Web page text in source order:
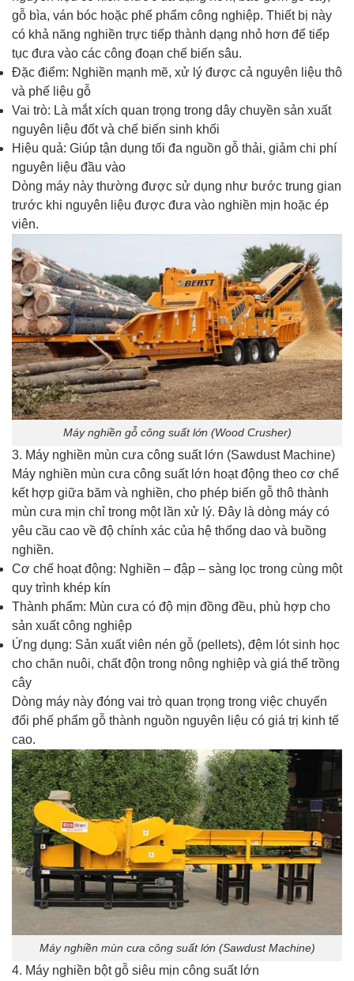
gỗ bìa, ván bóc hoặc phế phẩm công nghiệp. Thiết bị này
có khả năng nghiền trực tiếp thành dạng nhỏ hơn để tiếp
tục đưa vào các công đoạn chế biến sâu.
Đặc điểm: Nghiền mạnh mẽ, xử lý được cả nguyên liệu thô
và phế liệu gỗ
Vai trò: Là mắt xích quan trọng trong dây chuyền sản xuất
nguyên liệu đốt và chế biến sinh khối
Hiệu quả: Giúp tận dụng tối đa nguồn gỗ thải, giảm chi phí
nguyên liệu đầu vào
Dòng máy này thường được sử dụng như bước trung gian
trước khi nguyên liệu được đưa vào nghiền mịn hoặc ép
viên.
Máy nghiền gỗ công suất lớn (Wood Crusher)
3. Máy nghiền mùn cưa công suất lớn (Sawdust Machine)
Máy nghiền mùn cưa công suất lớn hoạt động theo cơ chế
kết hợp giữa băm và nghiền, cho phép biến gỗ thô thành
mùn cưa mịn chỉ trong một lần xử lý. Đây là dòng máy có
yêu cầu cao về độ chính xác của hệ thống dao và buồng
nghiền.
Cơ chế hoạt động: Nghiền – đập – sàng lọc trong cùng một
quy trình khép kín
Thành phẩm: Mùn cưa có độ mịn đồng đều, phù hợp cho
sản xuất công nghiệp
Ứng dụng: Sản xuất viên nén gỗ (pellets), đệm lót sinh học
cho chăn nuôi, chất độn trong nông nghiệp và giá thể trồng
cây
Dòng máy này đóng vai trò quan trọng trong việc chuyển
đổi phế phẩm gỗ thành nguồn nguyên liệu có giá trị kinh tế
cao.
Máy nghiền mùn cưa công suất lớn (Sawdust Machine)
4. Máy nghiền bột gỗ siêu mịn công suất lớn